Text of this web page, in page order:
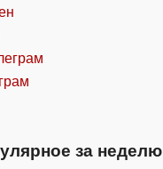
за неделю